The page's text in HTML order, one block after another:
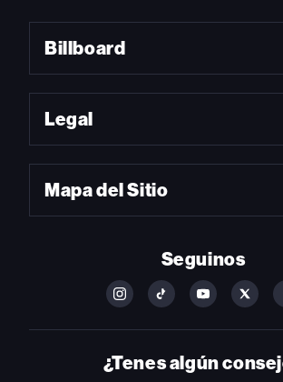
Billboard
Legal
Mapa del Sitio
Seguinos
FOLLOW
ON
INSTAGRAM
FOLLOW
ON
YOUTUBE
FOLLOW
ON
YOUTUBE
ON
¿Tenes algún